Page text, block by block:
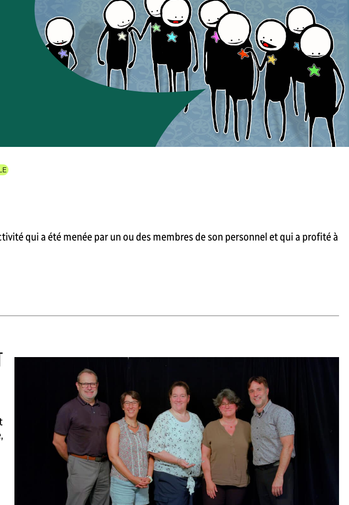
qui a été menée par un ou des membres de son personnel et qui a profité à